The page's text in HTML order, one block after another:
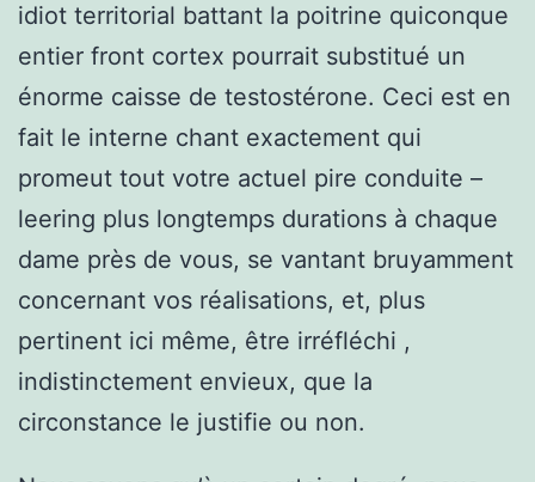
idiot territorial battant la poitrine quiconque
entier front cortex pourrait substitué un
énorme caisse de testostérone. Ceci est en
fait le interne chant exactement qui
promeut tout votre actuel pire conduite –
leering plus longtemps durations à chaque
dame près de vous, se vantant bruyamment
concernant vos réalisations, et, plus
pertinent ici même, être irréfléchi ,
indistinctement envieux, que la
circonstance le justifie ou non.